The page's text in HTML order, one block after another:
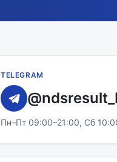
TELEGRAM
Пн–Пт 09:00–21:00, Сб